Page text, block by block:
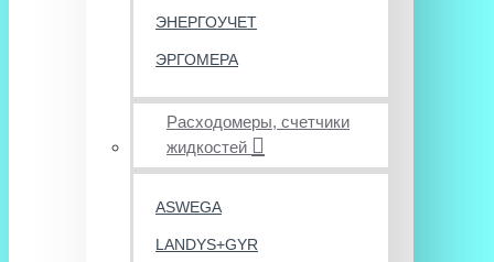
ЭНЕРГОУЧЕТ
ЭРГОМЕРА
Расходомеры, счетчики
жидкостей
ASWEGA
LANDYS+GYR